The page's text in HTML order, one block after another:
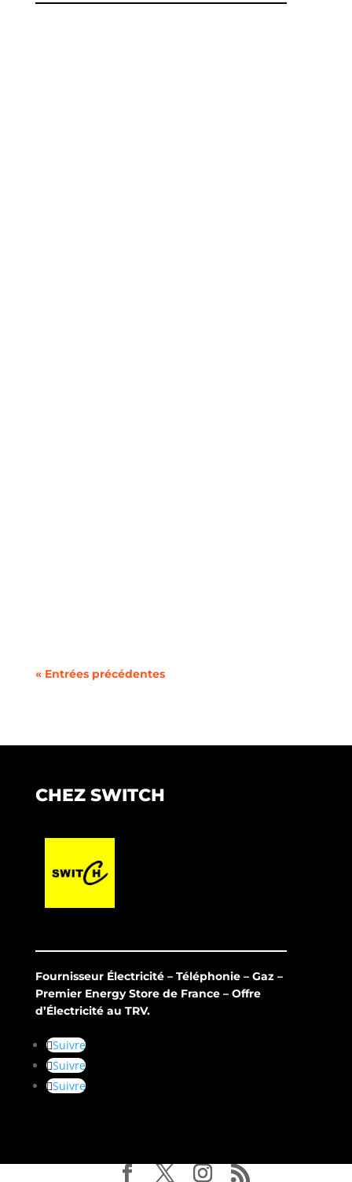
« Entrées précédentes
CHEZ SWITCH
Fournisseur Électricité – Téléphonie – Gaz –
Premier Energy Store de France – Offre
d’Électricité au TRV.
Suivre
Suivre
Suivre